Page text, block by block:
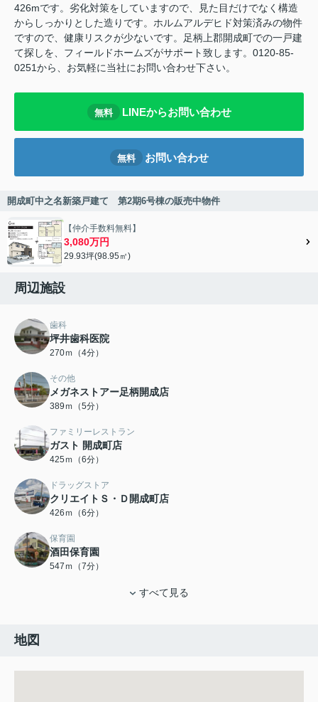
426mです。劣化対策をしていますので、見た目だけでなく構造
からしっかりとした造りです。ホルムアルデヒド対策済みの物件
ですので、健康リスクが少ないです。足柄上郡開成町での一戸建
て探しを、フィールドホームズがサポート致します。0120-85-
0251から、お気軽に当社にお問い合わせ下さい。
無料 LINEからお問い合わせ
無料 お問い合わせ
開成町中之名新築戸建て 第2期6号棟の販売中物件
【仲介手数料無料】
3,080万円
29.93坪(98.95㎡)
周辺施設
歯科
坪井歯科医院
270ｍ（4分）
その他
メガネストアー足柄開成店
389ｍ（5分）
ファミリーレストラン
ガスト 開成町店
425ｍ（6分）
ドラッグストア
クリエイトＳ・Ｄ開成町店
426ｍ（6分）
保育園
酒田保育園
547ｍ（7分）
すべて見る
地図